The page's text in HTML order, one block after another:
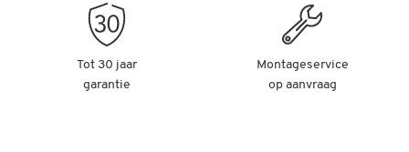
Tot 30 jaar
garantie
Montageservice
op aanvraag